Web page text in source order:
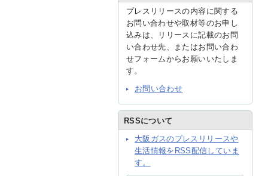
プレスリリースの内容に関する
お問い合わせや取材等のお申し
込みは、リリースに記載のお問
い合わせ先、またはお問い合わ
せフォームからお願いいたしま
す。
お問い合わせ
RSSについて
大阪ガスのプレスリリースや
生活情報をRSS配信していま
す。